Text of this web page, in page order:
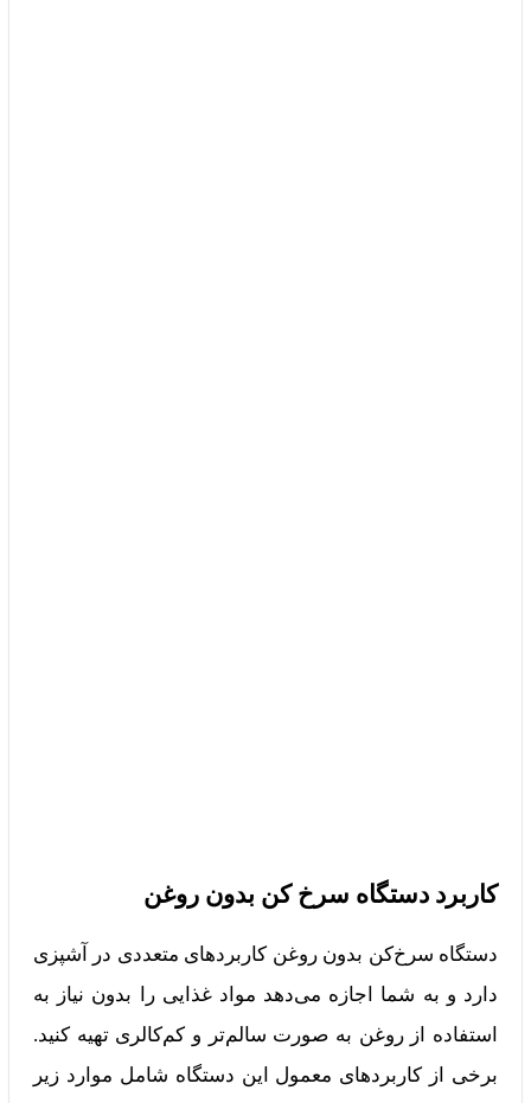
کاربرد دستگاه سرخ کن بدون روغن
دستگاه سرخ‌کن بدون روغن کاربردهای متعددی در آشپزی
دارد و به شما اجازه می‌دهد مواد غذایی را بدون نیاز به
استفاده از روغن به صورت سالم‌تر و کم‌کالری تهیه کنید.
برخی از کاربردهای معمول این دستگاه شامل موارد زیر